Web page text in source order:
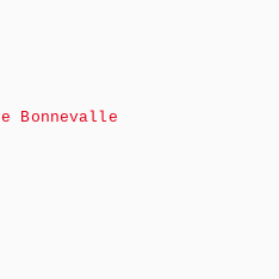
Bonnevalle